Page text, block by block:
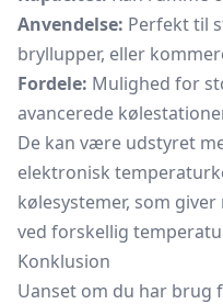
Anvendelse: Perfekt til
bryllupper, eller
Fordele: Mulighed for
avancerede
De kan være udstyret
elektronisk
kølesystemer, som
ved forskellig
Konklusion
Uanset om du har